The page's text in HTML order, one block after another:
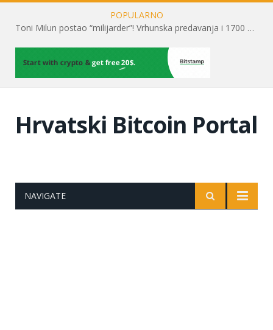
POPULARNO
Toni Milun postao “milijarder”! Vrhunska predavanja i 1700 posjetitelja obilježili su mjesec financijske pismenosti
Hrvatski Bitcoin Portal
NAVIGATE